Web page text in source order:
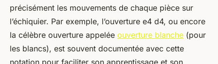
précisément les mouvements de chaque pièce sur
l’échiquier. Par exemple, l’ouverture e4 d4, ou encore
la célèbre ouverture appelée ouverture blanche (pour
les blancs), est souvent documentée avec cette